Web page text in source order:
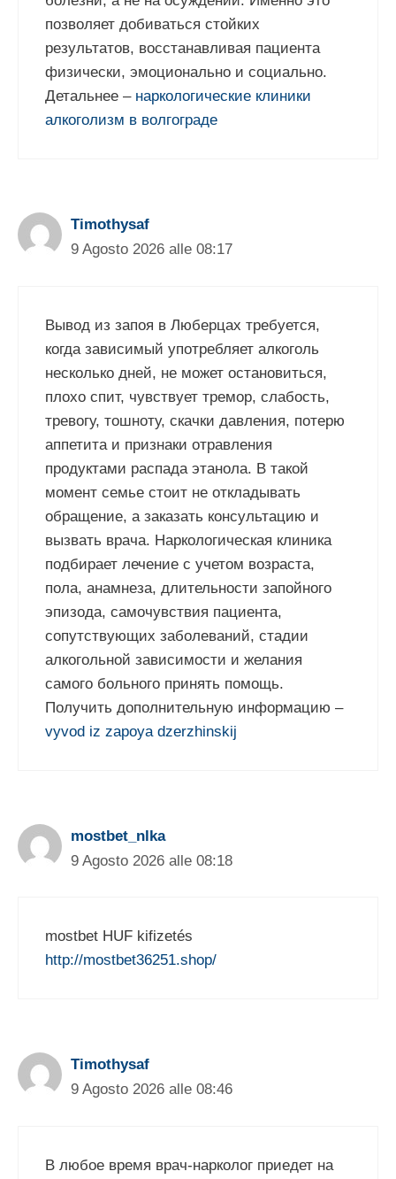
позволяет добиваться стойких
результатов, восстанавливая пациента
физически, эмоционально и социально.
Детальнее – наркологические клиники
алкоголизм в волгограде
Timothysaf
9 Agosto 2026 alle 08:17
Вывод из запоя в Люберцах требуется,
когда зависимый употребляет алкоголь
несколько дней, не может остановиться,
плохо спит, чувствует тремор, слабость,
тревогу, тошноту, скачки давления, потерю
аппетита и признаки отравления
продуктами распада этанола. В такой
момент семье стоит не откладывать
обращение, а заказать консультацию и
вызвать врача. Наркологическая клиника
подбирает лечение с учетом возраста,
пола, анамнеза, длительности запойного
эпизода, самочувствия пациента,
сопутствующих заболеваний, стадии
алкогольной зависимости и желания
самого больного принять помощь.
Получить дополнительную информацию –
vyvod iz zapoya dzerzhinskij
mostbet_nlka
9 Agosto 2026 alle 08:18
mostbet HUF kifizetés
http://mostbet36251.shop/
Timothysaf
9 Agosto 2026 alle 08:46
В любое время врач-нарколог приедет на